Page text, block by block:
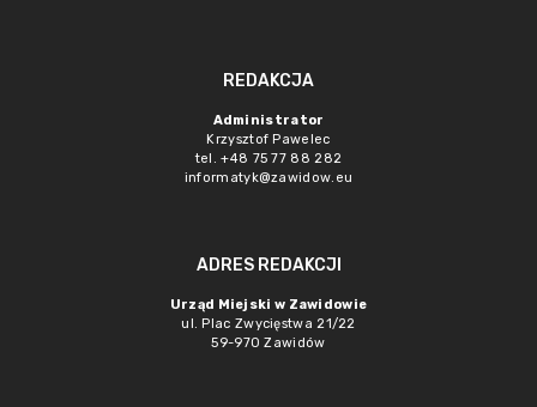
REDAKCJA
Administrator
Krzysztof Pawelec
tel. +48 75 77 88 282
informatyk@zawidow.eu
ADRES REDAKCJI
Urząd Miejski w Zawidowie
ul. Plac Zwycięstwa 21/22
59-970 Zawidów